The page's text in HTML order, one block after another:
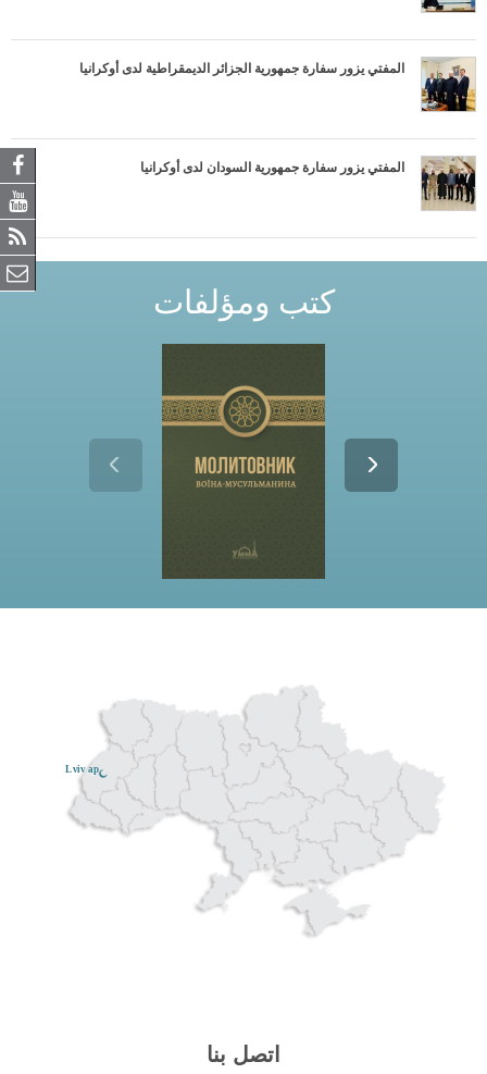
المفتي يزور سفارة جمهورية الجزائر الديمقراطية لدى أوكرانيا
المفتي يزور سفارة جمهورية السودان لدى أوكرانيا
كتب ومؤلفات
Lviv ар
اتصل بنا